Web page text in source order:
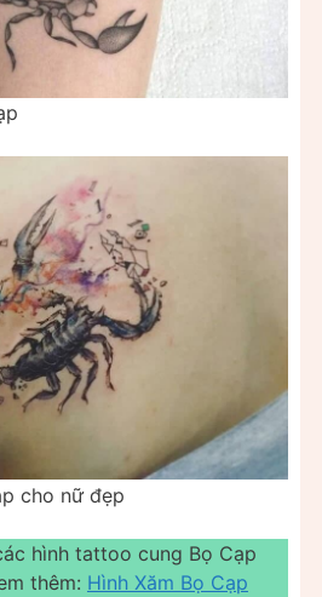
cho nữ đẹp
hình tattoo cung Bọ Cạp
thêm: Hình Xăm Bọ Cạp